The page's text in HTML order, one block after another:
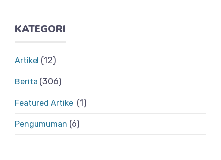
KATEGORI
Artikel (12)
Berita (306)
Featured Artikel (1)
Pengumuman (6)